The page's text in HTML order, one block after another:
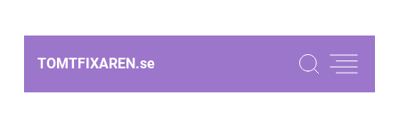
TOMTFIXAREN.se